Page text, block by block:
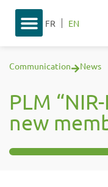
FR EN
Communication News
PLM
new